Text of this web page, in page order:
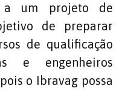
a um projeto de
de preparar
de qualificação
e engenheiros
o Ibravag possa